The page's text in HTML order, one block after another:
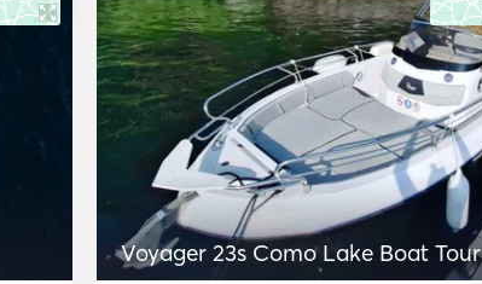
Voyager 23s Como Lake Boat Tour